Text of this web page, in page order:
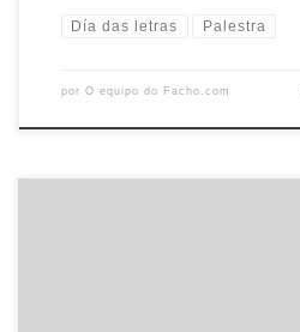
Día das letras Palestra
por O equipo do Facho.com